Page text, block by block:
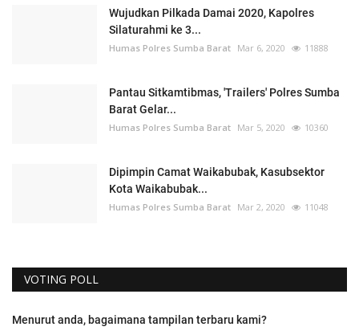
Wujudkan Pilkada Damai 2020, Kapolres
Silaturahmi ke 3...
Humas Polres Sumba Barat Mar 6, 2020 11888
Pantau Sitkamtibmas, 'Trailers' Polres Sumba
Barat Gelar...
Humas Polres Sumba Barat Mar 5, 2020 10360
Dipimpin Camat Waikabubak, Kasubsektor
Kota Waikabubak...
Humas Polres Sumba Barat Mar 2, 2020 11048
VOTING POLL
Menurut anda, bagaimana tampilan terbaru kami?